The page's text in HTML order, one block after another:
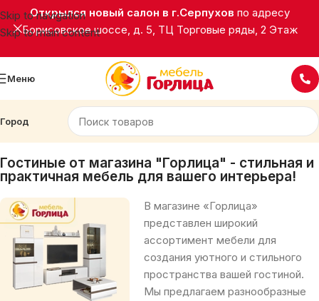
Skip to navigation
Skip to main content
Открылся новый салон в г.Серпухов по адресу
Борисовское шоссе, д. 5, ТЦ Торговые ряды, 2 Этаж
Меню
Город
Корпусная мебель Гостиные
Гостиные от магазина "Горлица" - стильная и
практичная мебель для вашего интерьера!
В магазине «Горлица»
представлен широкий
ассортимент мебели для
создания уютного и стильного
пространства вашей гостиной.
Мы предлагаем разнообразные